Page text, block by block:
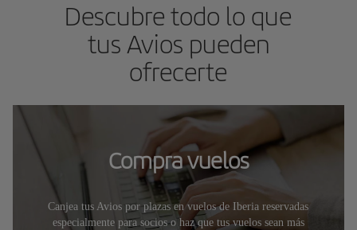
Descubre todo lo que
tus Avios pueden
ofrecerte
Compra vuelos
Canjea tus Avios por plazas en vuelos de Iberia reservadas
especialmente para socios o haz que tus vuelos sean más